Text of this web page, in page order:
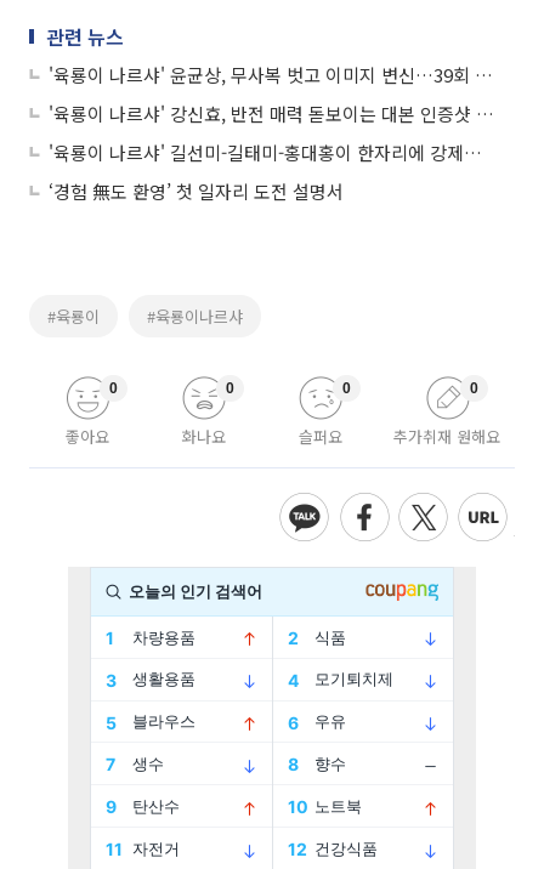
관련 뉴스
'육룡이 나르샤' 윤균상, 무사복 벗고 이미지 변신…39회 예고
'육룡이 나르샤' 강신효, 반전 매력 돋보이는 대본 인증샷 '찰칵'…"이방간에게 이런 면이?"
'육룡이 나르샤' 길선미-길태미-홍대홍이 한자리에 강제합석…도대체 무슨일이?
‘경험 無도 환영’ 첫 일자리 도전 설명서
#육룡이 #육룡이나르샤
좋아요
0
화나요
0
슬퍼요
0
추가취재 원해요
0